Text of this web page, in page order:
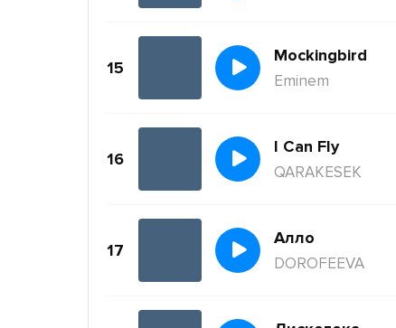
15
Mockingbird
Eminem
16
I Can Fly
QARAKESEK
17
Алло
DOROFEEVA